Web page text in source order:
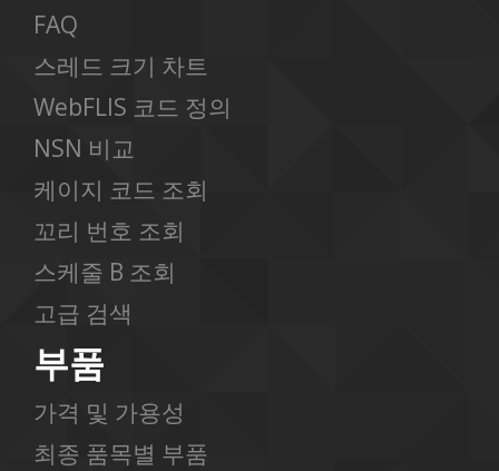
FAQ
스레드 크기 차트
WebFLIS 코드 정의
NSN 비교
케이지 코드 조회
꼬리 번호 조회
스케줄 B 조회
고급 검색
부품
가격 및 가용성
최종 품목별 부품